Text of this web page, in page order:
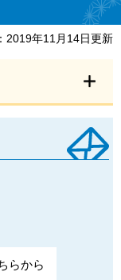
2019年11月14日更新
らから